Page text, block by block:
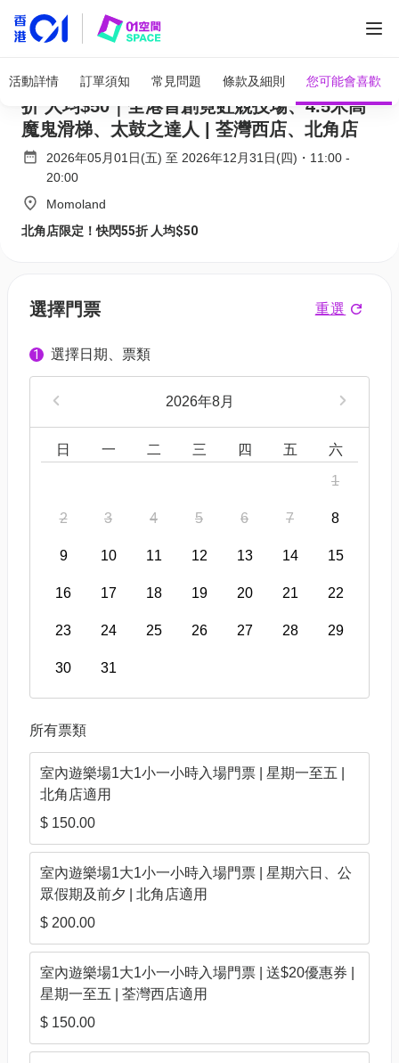
活動詳情 訂單須知 常見問題 條款及細則 您可能會喜歡
Momoland 兒童室內遊樂場｜北角店快閃55
折 人均$50｜全港首創霓虹競技場、4.5米高
魔鬼滑梯、太鼓之達人 | 荃灣西店、北角店
2026年05月01日(五) 至 2026年12月31日(四) ・ 11:00 -
20:00
Momoland
北角店限定！快閃55折 人均$50
選擇門票 重選
1 選擇日期、票類
2026年8月
日 一 二 三 四 五 六
1
2 3 4 5 6 7 8
9 10 11 12 13 14 15
16 17 18 19 20 21 22
23 24 25 26 27 28 29
30 31
所有票類
室內遊樂場1大1小一小時入場門票 | 星期一至五 |
北角店適用
$ 150.00
室內遊樂場1大1小一小時入場門票 | 星期六日、公
眾假期及前夕 | 北角店適用
$ 200.00
室內遊樂場1大1小一小時入場門票 | 送$20優惠券 |
星期一至五 | 荃灣西店適用
$ 150.00